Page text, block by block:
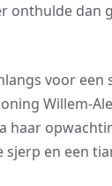
dan
voor
Willem-
haar
en een